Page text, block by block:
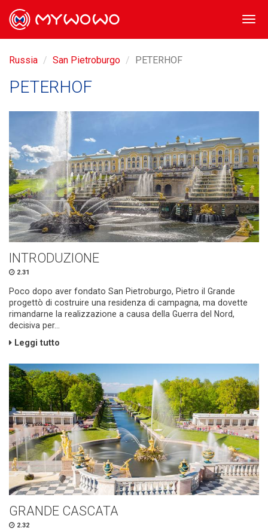
Russia San Pietroburgo PETERHOF
PETERHOF
INTRODUZIONE
2.31
Poco dopo aver fondato San Pietroburgo, Pietro il Grande
progettò di costruire una residenza di campagna, ma dovette
rimandarne la realizzazione a causa della Guerra del Nord,
decisiva per...
Leggi tutto
GRANDE CASCATA
2.32